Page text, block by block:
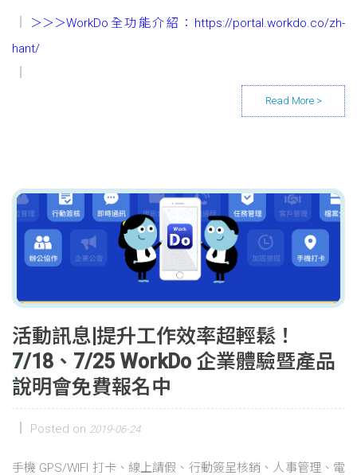
＞＞＞WorkDo全功能介紹： https://portal.workdo.co/zh-
hant/
活動訊息|提升工作效率超輕鬆！
7/18、7/25 WorkDo 企業體驗暨產品
說明會免費報名中
Posted on 2019-06-24
手機 GPS/WIFI 打卡、線上請假、行動簽呈核銷、人事管理、電